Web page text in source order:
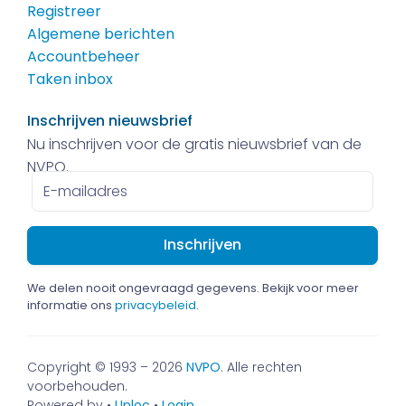
Registreer
Algemene berichten
Accountbeheer
Taken inbox
Inschrijven nieuwsbrief
Nu inschrijven voor de gratis nieuwsbrief van de
NVPO.
E-
mailadres
We delen nooit ongevraagd gegevens. Bekijk voor meer
informatie ons privacybeleid.
Copyright © 1993 – 2026 NVPO. Alle rechten
voorbehouden.